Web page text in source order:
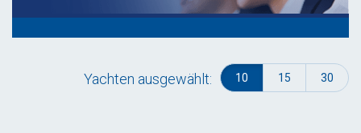
Yachten ausgewählt: 10 15 30